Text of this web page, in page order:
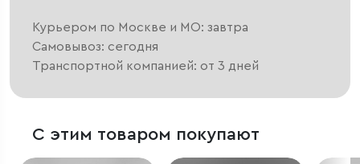
Курьером по Москве и МО: завтра
Самовывоз: сегодня
Транспортной компанией: от 3 дней
С этим товаром покупают